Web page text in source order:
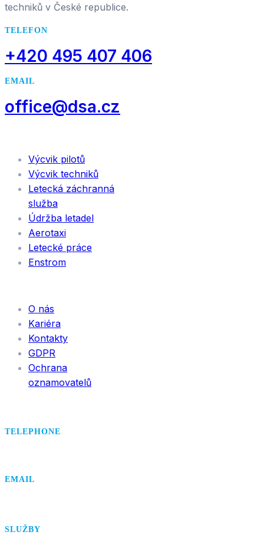
techniků v České republice.
TELEFON
+420 495 407 406
EMAIL
office@dsa.cz
Výcvik pilotů
Výcvik techniků
Letecká záchranná
služba
Údržba letadel
Aerotaxi
Letecké práce
Enstrom
O nás
Kariéra
Kontakty
GDPR
Ochrana
oznamovatelů
TELEPHONE
EMAIL
SLUŽBY